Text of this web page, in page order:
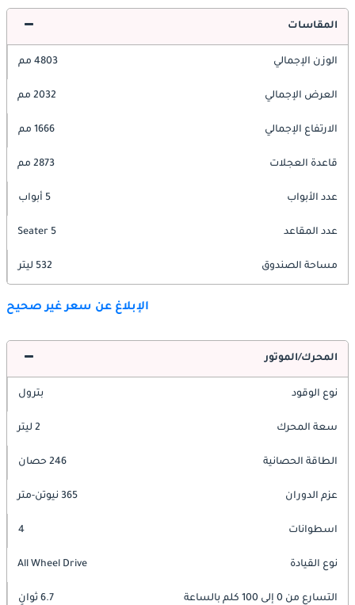
المقاسات
الوزن الإجمالي 4803 مم
العرض الإجمالي 2032 مم
الارتفاع الإجمالي 1666 مم
قاعدة العجلات 2873 مم
عدد الأبواب 5 أبواب
عدد المقاعد 5 Seater
مساحة الصندوق 532 ليتر
الإبلاغ عن سعر غير صحيح
المحرك/الموتور
نوع الوقود بترول
سعة المحرك 2 ليتر
الطاقة الحصانية 246 حصان
عزم الدوران 365 نيوتن-متر
اسطوانات 4
نوع القيادة All Wheel Drive
التسارع من 0 إلى 100 كلم بالساعة 6.7 ثوانٍ